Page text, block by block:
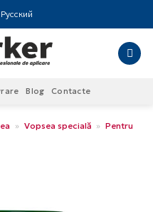
Русский
Blog Contacte
» Vopsea specială » Pentru